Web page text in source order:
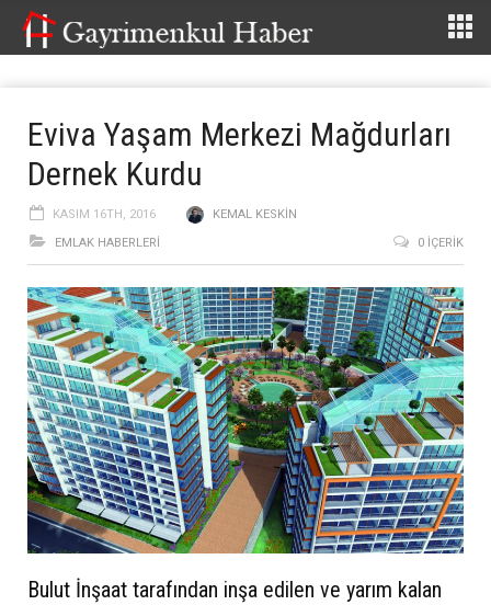
Eviva Yaşam Merkezi Mağdurları
Dernek Kurdu
KASIM 16TH, 2016
KEMAL KESKIN
EMLAK HABERLERI
0 İÇERIK
Bulut İnşaat tarafından inşa edilen ve yarım kalan